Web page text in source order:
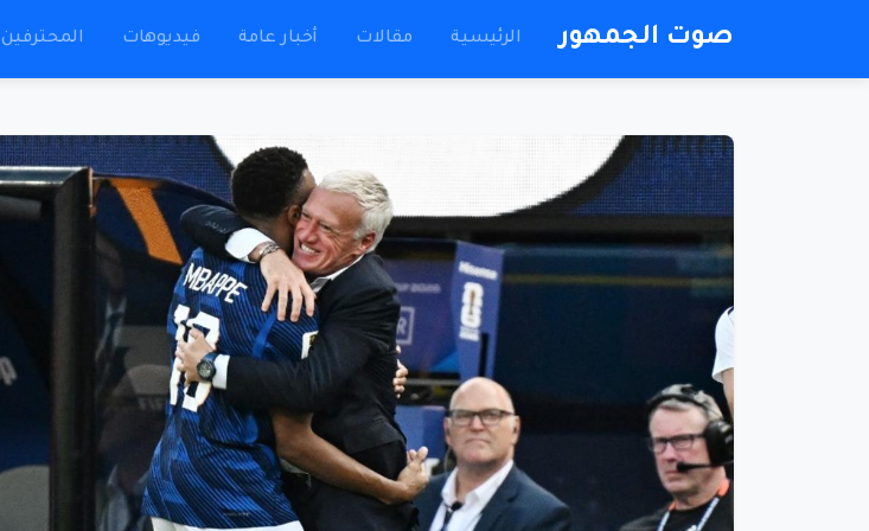
صوت الجمهور الرئيسية مقالات أخبار عامة فيديوهات المحترفين